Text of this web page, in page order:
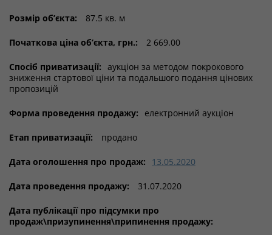
Розмір об’єкта: 87.5 кв. м
Початкова ціна об’єкта, грн.: 2 669.00
Спосіб приватизації: аукціон за методом покрокового
зниження стартової ціни та подальшого подання цінових
пропозицій
Форма проведення продажу: електронний аукціон
Етап приватизації: продано
Дата оголошення про продаж: 13.05.2020
Дата проведення продажу: 31.07.2020
Дата публікації про підсумки про
продаж\призупинення\припинення продажу: